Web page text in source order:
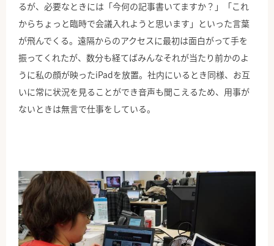
るが、必要なときには「今何の記事書いてますか？」「これ
からちょっと臨時で会議入れようと思います」といった言葉
が飛んでくる。遠隔からのアクセスに最初は面白がって手を
振ってくれたが、数分も経てばみんなそれが当たり前かのよ
うに私の顔が映ったiPadを放置。社内にいるとき同様、お互
いに常に状況を見ることができ音声も聞こえるため、用事が
ないときは無言で仕事をしている。